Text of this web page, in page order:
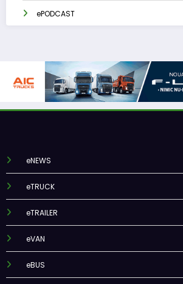
ePODCAST
eNEWS
eTRUCK
eTRAILER
eVAN
eBUS